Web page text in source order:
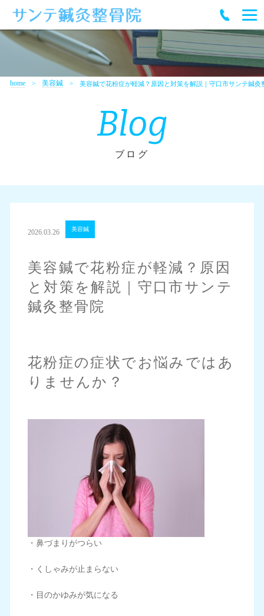
home 美容鍼 美容鍼で花粉症が軽減？原因と対策を解説｜守口市サンテ鍼灸
Blog
ブログ
2026.03.26 美容鍼
美容鍼で花粉症が軽減？原因
と対策を解説｜守口市サンテ
鍼灸整骨院
花粉症の症状でお悩みではあ
りませんか？
・鼻づまりがつらい
・くしゃみが止まらない
・目のかゆみが気になる